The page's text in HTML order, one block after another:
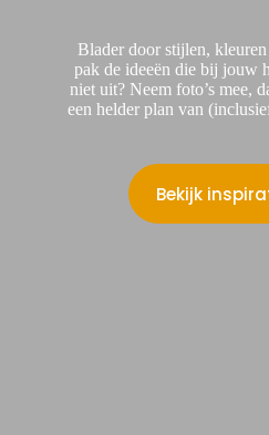
Blader door stijlen,
pak de ideeën die bij jouw
niet uit? Neem foto’s mee,
een helder plan van
Bekijk